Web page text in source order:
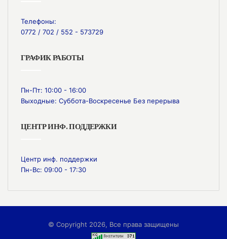
Телефоны:
0772 / 702 / 552 - 573729
ГРАФИК РАБОТЫ
Пн-Пт: 10:00 - 16:00
Выходные: Суббота-Воскресенье Без перерыва
ЦЕНТР ИНФ. ПОДДЕРЖКИ
Центр инф. поддержки
Пн-Вс: 09:00 - 17:30
© Copyright 2026, Все права защищены